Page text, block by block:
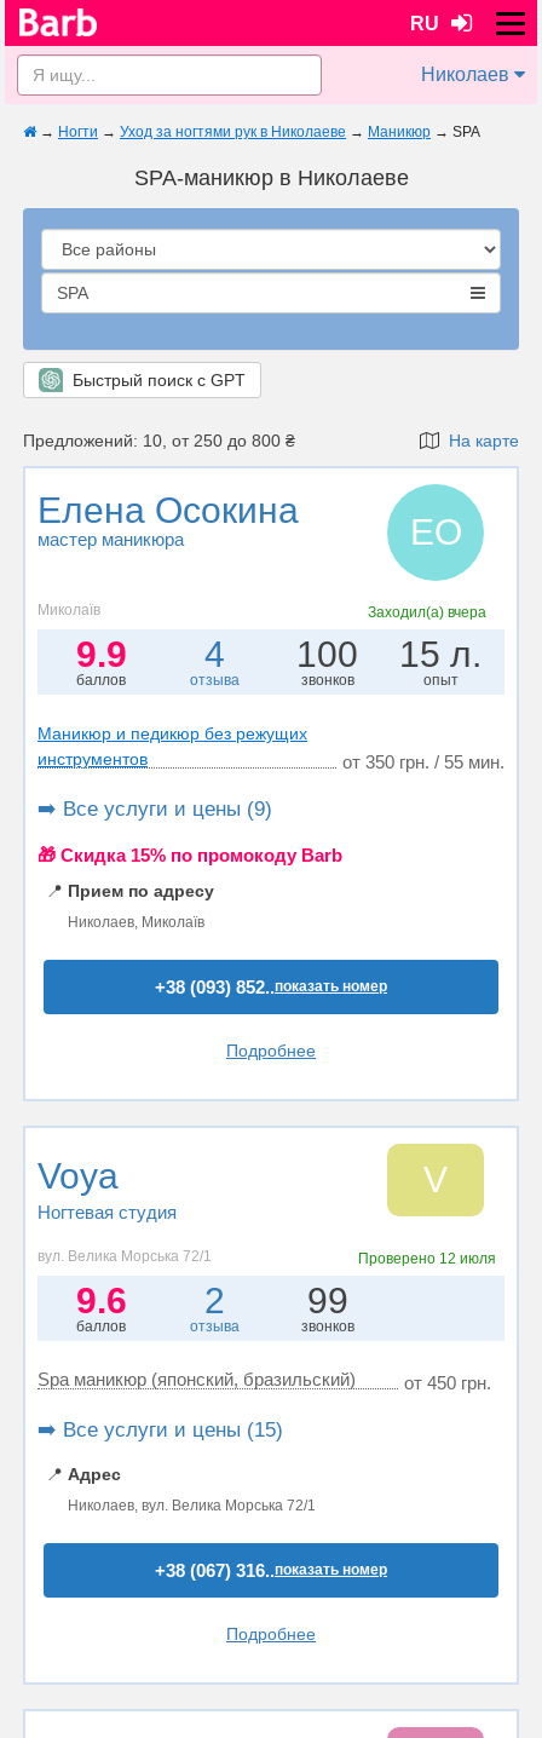
RU
Николаев
→ Ногти → Уход за ногтями рук в Николаеве → Маникюр → SPA
SPA-маникюр в Николаеве
SPA
Быстрый поиск с GPT
Предложений: 10, от 250 до 800 ₴ На карте
Елена Осокина
мастер маникюра ЕО
Миколаїв Заходил(а) вчера
9.9
баллов
4
отзыва
100
звонков
15 л.
опыт
Маникюр и педикюр без режущих
инструментов
от 350 грн. / 55 мин.
➡️ Все услуги и цены (9)
🎁 Cкидка 15% по промокоду Barb
📍 Прием по адресу
Николаев, Миколаїв
+38 (093) 852..показать номер
Подробнее
Voya
Ногтевая студия
V
вул. Велика Морська 72/1 Проверено 12 июля
9.6
баллов
2
отзыва
99
звонков
Spa маникюр (японский, бразильский) от 450 грн.
➡️ Все услуги и цены (15)
📍 Адрес
Николаев, вул. Велика Морська 72/1
+38 (067) 316..показать номер
Подробнее